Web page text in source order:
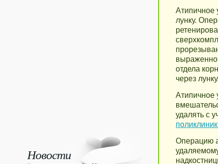
Новости
Атипичное
лунку.
отдела
через
Атипичное
удалять с
Операцию